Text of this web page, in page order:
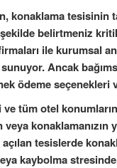
konaklama tesisinin
belirtmeniz
ile kurumsal
Ancak
ödeme
tüm otel
tesislerde
kaybolma